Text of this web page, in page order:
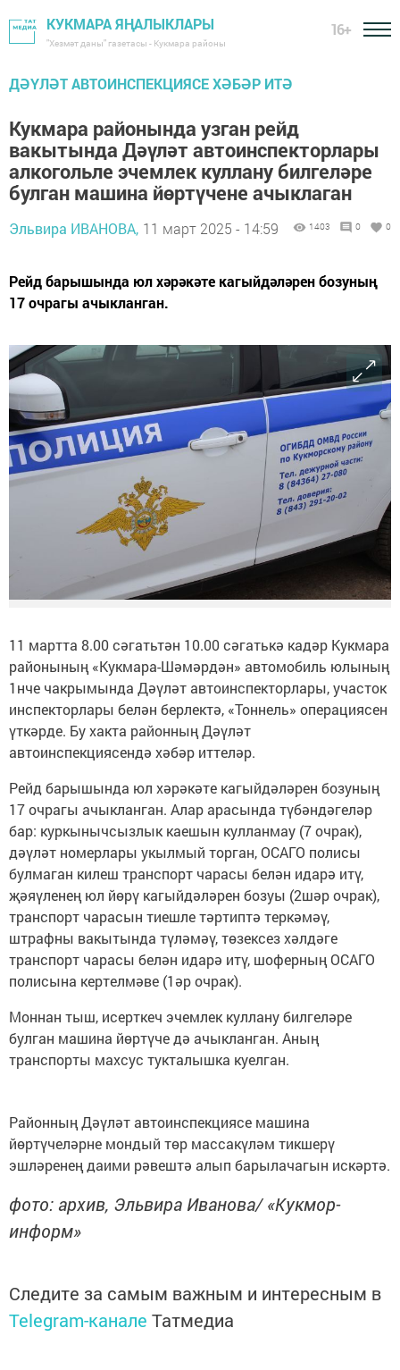
КУКМАРА ЯҢАЛЫКЛАРЫ
"Хезмәт даны" газетасы - Кукмара районы
16+
ДӘҮЛӘТ АВТОИНСПЕКЦИЯСЕ ХӘБӘР ИТӘ
Кукмара районында узган рейд
вакытында Дәүләт автоинспекторлары
алкогольле эчемлек куллану билгеләре
булган машина йөртүчене ачыклаган
Эльвира ИВАНОВА, 11 март 2025 - 14:59 1403 0 0
Рейд барышында юл хәрәкәте кагыйдәләрен бозуның
17 очрагы ачыкланган.
11 мартта 8.00 сәгатьтән 10.00 сәгатькә кадәр Кукмара
районының «Кукмара-Шәмәрдән» автомобиль юлының
1нче чакрымында Дәүләт автоинспекторлары, участок
инспекторлары белән берлектә, «Тоннель» операциясен
үткәрде. Бу хакта районның Дәүләт
автоинспекциясендә хәбәр иттеләр.
Рейд барышында юл хәрәкәте кагыйдәләрен бозуның
17 очрагы ачыкланган. Алар арасында түбәндәгеләр
бар: куркынычсызлык каешын кулланмау (7 очрак),
дәүләт номерлары укылмый торган, ОСАГО полисы
булмаган килеш транспорт чарасы белән идарә итү,
җәяүленең юл йөрү кагыйдәләрен бозуы (2шәр очрак),
транспорт чарасын тиешле тәртиптә теркәмәү,
штрафны вакытында түләмәү, төзексез хәлдәге
транспорт чарасы белән идарә итү, шоферның ОСАГО
полисына кертелмәве (1әр очрак).
Моннан тыш, исерткеч эчемлек куллану билгеләре
булган машина йөртүче дә ачыкланган. Аның
транспорты махсус тукталышка куелган.
Районның Дәүләт автоинспекциясе машина
йөртүчеләрне мондый төр массакүләм тикшерү
эшләренең даими рәвештә алып барылачагын искәртә.
фото: архив, Эльвира Иванова/ «Кукмор-
информ»
Следите за самым важным и интересным в
Telegram-канале Татмедиа